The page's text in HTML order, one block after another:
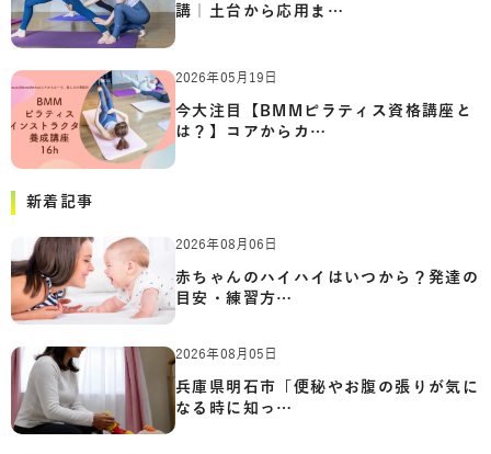
講｜土台から応用ま…
2026年05月19日
今大注目【BMMピラティス資格講座と
は？】コアからカ…
新着記事
2026年08月06日
赤ちゃんのハイハイはいつから？発達の
目安・練習方…
2026年08月05日
兵庫県明石市「便秘やお腹の張りが気に
なる時に知っ…